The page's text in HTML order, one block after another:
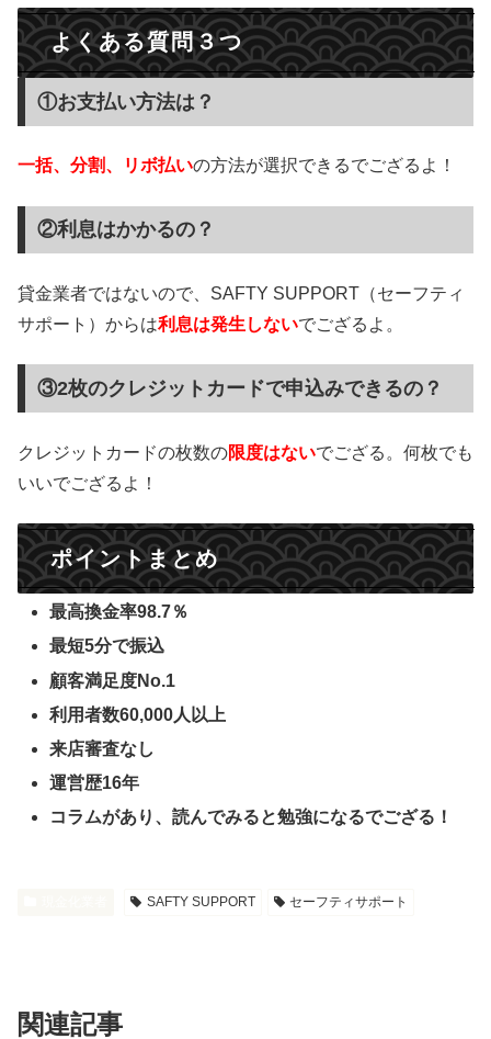
よくある質問３つ
①お支払い方法は？
一括、分割、リボ払いの方法が選択できるでござるよ！
②利息はかかるの？
貸金業者ではないので、SAFTY SUPPORT（セーフティ
サポート）からは利息は発生しないでござるよ。
③2枚のクレジットカードで申込みできるの？
クレジットカードの枚数の限度はないでござる。何枚でも
いいでござるよ！
ポイントまとめ
最高換金率98.7％
最短5分で振込
顧客満足度No.1
利用者数60,000人以上
来店審査なし
運営歴16年
コラムがあり、読んでみると勉強になるでござる！
SAFTY SUPPORT セーフティサポート
関連記事